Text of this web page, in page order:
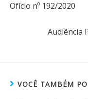
Ofício nº 192/2020
Audiência
VOCÊ TAMBÉM